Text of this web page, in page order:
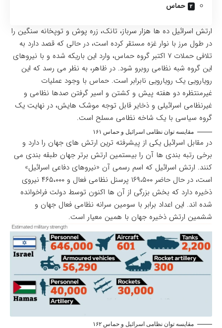
حماس
ارتش اسرائیل ده ها هزار سرباز، تانک، زره پوش و توپخانه سنگین را
در طول مرز با نوار غزه مستقر کرده است، در حالی که قصد دارد به
تلافی حملات ۷ اکتبر گروه حماس، وارد این باریکه شده و با نیروهای
این گروه شبه نظامی روبرو شود. در ظاهر، به نظر می رسد که این
رویارویی یک رویارویی نابرابر است. حماس با وجود عملیات
غیرمنتظره دو هفته پیش و کشتن و اسیر گرفتن صدها نظامی و
غیرنظامی اسرائیلی و ذخایر قابل توجه موشک هایش، در نهایت یک
گروه سیاسی با یک شاخه نظامی مسلح است.
مقایسه توان نظامی اسرائیل و حماس ۱۶۱
در مقابل اسرائیل یکی از پیشرفته ترین ارتش های جهان را دارد و
برخی رتبه بندی ها آن را بیستمین ارتش برتر جهان طبقه بندی می
کنند. ارتش اسرائیل که اسم رسمی آن «نیروهای دفاعی اسرائیل»
است، در حال حاضر ۱۶۹،۵۰۰ پرسنل نظامی فعال و ۴۶۵،۰۰۰ نیروی
ذخیره دارد که بخش بزرگی از آن ها اکنون توسط دولت فراخوانده
شده اند. این اعداد برابر با سومین سرانه نظامی فعال جهان و
ششمین ارتش ذخیره جهان با همین معیار است.
مقایسه توان نظامی اسرائیل و حماس ۱۶۲